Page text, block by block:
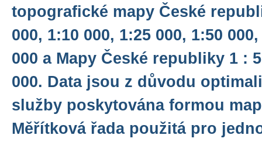
topografické mapy České
000, 1:10 000, 1:25 000, 1:50
000 a Mapy České republiky 1 :
000. Data jsou z důvodu
služby poskytována formou
Měřítková řada použitá pro